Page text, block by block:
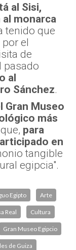
al Sisi,
monarca
tenido que
el
de
pasado
al
Sánchez.
Gran Museo
más
para
en
tangible
egipcia".
Egipto Arte
Real Cultura
Gran Museo Egipcio
de Guiza